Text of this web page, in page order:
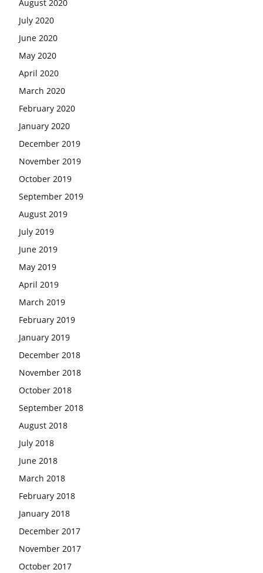
August 2020
July 2020
June 2020
May 2020
April 2020
March 2020
February 2020
January 2020
December 2019
November 2019
October 2019
September 2019
August 2019
July 2019
June 2019
May 2019
April 2019
March 2019
February 2019
January 2019
December 2018
November 2018
October 2018
September 2018
August 2018
July 2018
June 2018
March 2018
February 2018
January 2018
December 2017
November 2017
October 2017